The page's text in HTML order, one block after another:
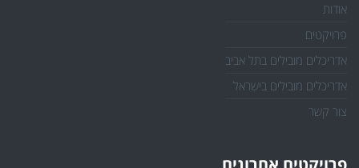
אודות
פרויקטים
אדריכלים מובילים בתל אביב
אדריכלים מובילים בישראל
צור קשר